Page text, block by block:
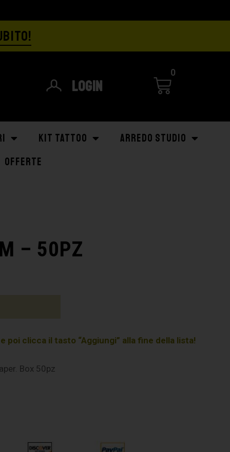
Login
0
KIT TATTOO
ARREDO STUDIO
OFFERTE
– 50PZ
clicca il tasto “Aggiungi” alla fine della lista!
Box 50pz